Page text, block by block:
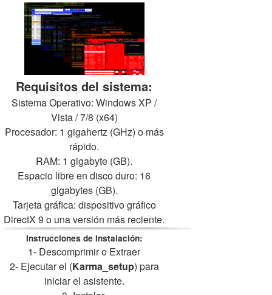
Requisitos del sistema:
Sistema Operativo: Windows XP /
Vista / 7/8 (x64)
Procesador: 1 gigahertz (GHz) o más
rápido.
RAM: 1 gigabyte (GB).
Espacio libre en disco duro: 16
gigabytes (GB).
Tarjeta gráfica: dispositivo gráfico
DirectX 9 o una versión más reciente.
Instrucciones de Instalación:
1- Descomprimir o Extraer
2- Ejecutar el (Karma_setup) para
iniciar el asistente.